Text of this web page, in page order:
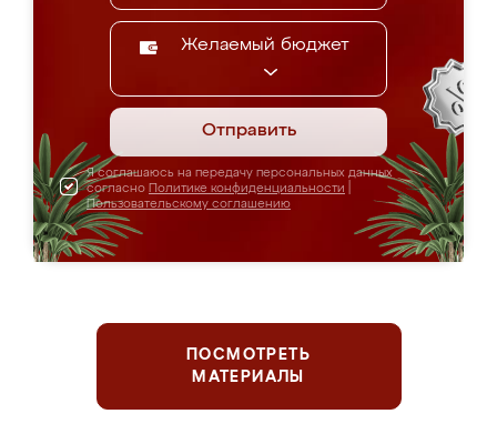
Желаемый бюджет
Отправить
Я соглашаюсь на передачу персональных данных
согласно Политике конфиденциальности
Пользовательскому соглашению
ПОСМОТРЕТЬ
МАТЕРИАЛЫ